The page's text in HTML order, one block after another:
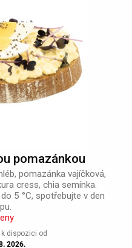
pomazánkou
pomazánka vajíčková,
cress, chia semínka.
5 °C, spotřebujte v den
dispozici od
2026.